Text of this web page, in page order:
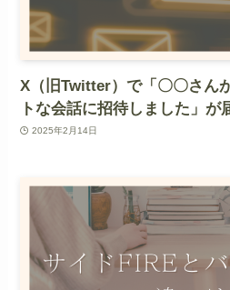
X（旧Twitter）で「〇〇さん
トな会話に招待しました」
2025年2月14日